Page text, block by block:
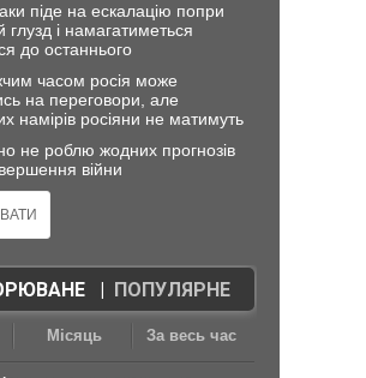
піде на ескалацію попри
глузд і намагатиметься
до останнього
часом росія може
на переговори, але
намірів росіяни не матимуть
не роблю жодних прогнозів
війни
| ПОПУЛЯРНЕ
Місяць За весь час